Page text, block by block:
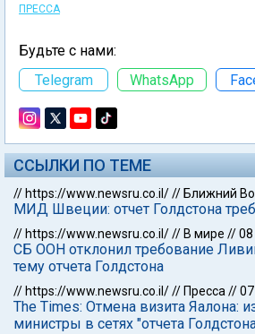
ПРЕССА
Будьте с нами:
Telegram
WhatsApp
ССЫЛКИ ПО ТЕМЕ
// https://www.newsru.co.il/// Ближний
МИД Швеции: отчет Голдстона
// https://www.newsru.co.il/// В мире //08
СБ ООН отклонил требование
тему отчета Голдстона
// https://www.newsru.co.il/// Пресса //
The Times: Отмена визита Яалона:
министры в сетях "отчета